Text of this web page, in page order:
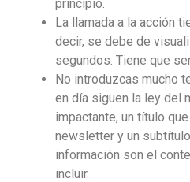
principio.
La llamada a la acción
decir, se debe de
segundos. Tiene que
No introduzcas mucho
en día siguen la ley del
impactante, un título
newsletter y un
información son el
incluir.